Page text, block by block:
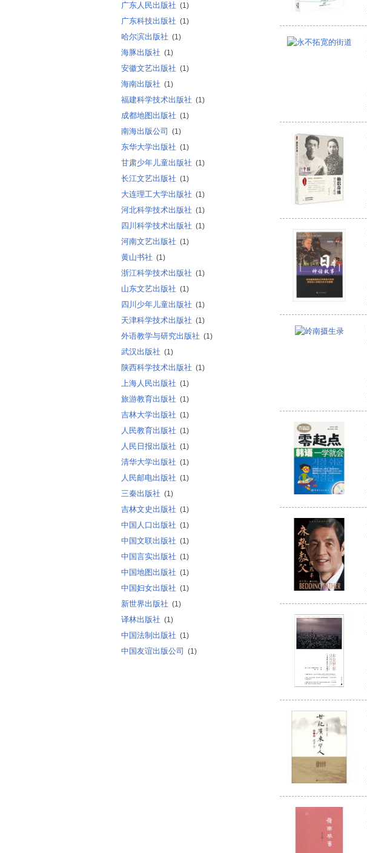
广东人民出版社 (1)
广东科技出版社 (1)
哈尔滨出版社 (1)
海豚出版社 (1)
安徽文艺出版社 (1)
海南出版社 (1)
福建科学技术出版社 (1)
成都地图出版社 (1)
南海出版公司 (1)
东华大学出版社 (1)
甘肃少年儿童出版社 (1)
长江文艺出版社 (1)
大连理工大学出版社 (1)
河北科学技术出版社 (1)
四川科学技术出版社 (1)
河南文艺出版社 (1)
黄山书社 (1)
浙江科学技术出版社 (1)
山东文艺出版社 (1)
四川少年儿童出版社 (1)
天津科学技术出版社 (1)
外语教学与研究出版社 (1)
武汉出版社 (1)
陕西科学技术出版社 (1)
上海人民出版社 (1)
旅游教育出版社 (1)
吉林大学出版社 (1)
人民教育出版社 (1)
人民日报出版社 (1)
清华大学出版社 (1)
人民邮电出版社 (1)
三秦出版社 (1)
吉林文史出版社 (1)
中国人口出版社 (1)
中国文联出版社 (1)
中国言实出版社 (1)
中国地图出版社 (1)
中国妇女出版社 (1)
新世界出版社 (1)
译林出版社 (1)
中国法制出版社 (1)
中国友谊出版公司 (1)